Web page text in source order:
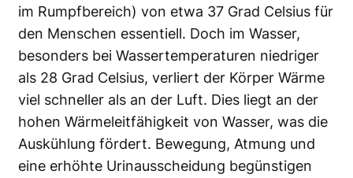
im Rumpfbereich) von etwa 37 Grad Celsius für
den Menschen essentiell. Doch im Wasser,
besonders bei Wassertemperaturen niedriger
als 28 Grad Celsius, verliert der Körper Wärme
viel schneller als an der Luft. Dies liegt an der
hohen Wärmeleitfähigkeit von Wasser, was die
Auskühlung fördert. Bewegung, Atmung und
eine erhöhte Urinausscheidung begünstigen